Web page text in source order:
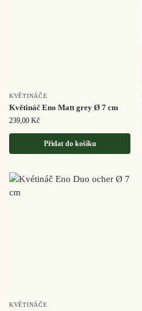
KVĚTINÁČE
Květináč Eno Matt grey Ø 7 cm
239,00 Kč
Přidat do košíku
KVĚTINÁČE